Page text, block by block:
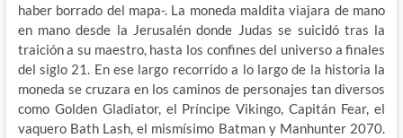
haber borrado del mapa-. La moneda maldita viajara de mano
en mano desde la Jerusalén donde Judas se suicidó tras la
traición a su maestro, hasta los confines del universo a finales
del siglo 21. En ese largo recorrido a lo largo de la historia la
moneda se cruzara en los caminos de personajes tan diversos
como Golden Gladiator, el Príncipe Vikingo, Capitán Fear, el
vaquero Bath Lash, el mismísimo Batman y Manhunter 2070.